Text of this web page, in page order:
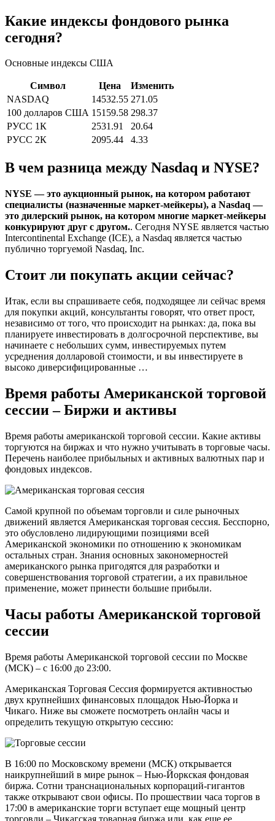
Какие индексы фондового рынка
сегодня?
Основные индексы США
Символ Цена
Изменить
NASDAQ
14532.55 271.05
100 долларов США 15159.58 298.37
РУСС 1К
2531.91
20.64
РУСС 2К
2095.44 4.33
В чем разница между Nasdaq и NYSE?
NYSE — это аукционный рынок, на котором работают
специалисты (назначенные маркет-мейкеры), а Nasdaq —
это дилерский рынок, на котором многие маркет-мейкеры
конкурируют друг с другом.. Сегодня NYSE является частью
Intercontinental Exchange (ICE), а Nasdaq является частью
публично торгуемой Nasdaq, Inc.
Стоит ли покупать акции сейчас?
Итак, если вы спрашиваете себя, подходящее ли сейчас время
для покупки акций, консультанты говорят, что ответ прост,
независимо от того, что происходит на рынках: да, пока вы
планируете инвестировать в долгосрочной перспективе, вы
начинаете с небольших сумм, инвестируемых путем
усреднения долларовой стоимости, и вы инвестируете в
высоко диверсифицированные …
Время работы Американской торговой
сессии – Биржи и активы
Время работы американской торговой сессии. Какие активы
торгуются на биржах и что нужно учитывать в торговые часы.
Перечень наиболее прибыльных и активных валютных пар и
фондовых индексов.
Самой крупной по объемам торговли и силе рыночных
движений является Американская торговая сессия. Бесспорно,
это обусловлено лидирующими позициями всей
Американской экономики по отношению к экономикам
остальных стран. Знания основных закономерностей
американского рынка пригодятся для разработки и
совершенствования торговой стратегии, а их правильное
применение, может принести большие прибыли.
Часы работы Американской торговой
сессии
Время работы Американской торговой сессии по Москве
(МСК) – с 16:00 до 23:00.
Американская Торговая Сессия формируется активностью
двух крупнейших финансовых площадок Нью-Йорка и
Чикаго. Ниже вы сможете посмотреть онлайн часы и
определить текущую открытую сессию:
В 16:00 по Московскому времени (МСК) открывается
наикрупнейший в мире рынок – Нью-Йоркская фондовая
биржа. Сотни транснациональных корпораций-гигантов
также открывают свои офисы. По прошествии часа торгов в
17:00 в американские торги вступает еще мощный центр
торговли – Чикагская товарная биржа или, как еще ее